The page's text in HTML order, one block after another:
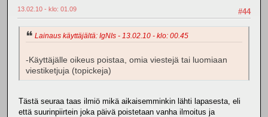
#44
13.02.10 - klo: 01.09
Lainaus käyttäjältä: IgNIs - 13.02.10 - klo: 00.45
-Käyttäjälle oikeus poistaa, omia viestejä tai luomiaan
viestiketjuja (topickeja)
Tästä seuraa taas ilmiö mikä aikaisemminkin lähti lapasesta, eli
että suurinpiirtein joka päivä poistetaan vanha ilmoitus ja